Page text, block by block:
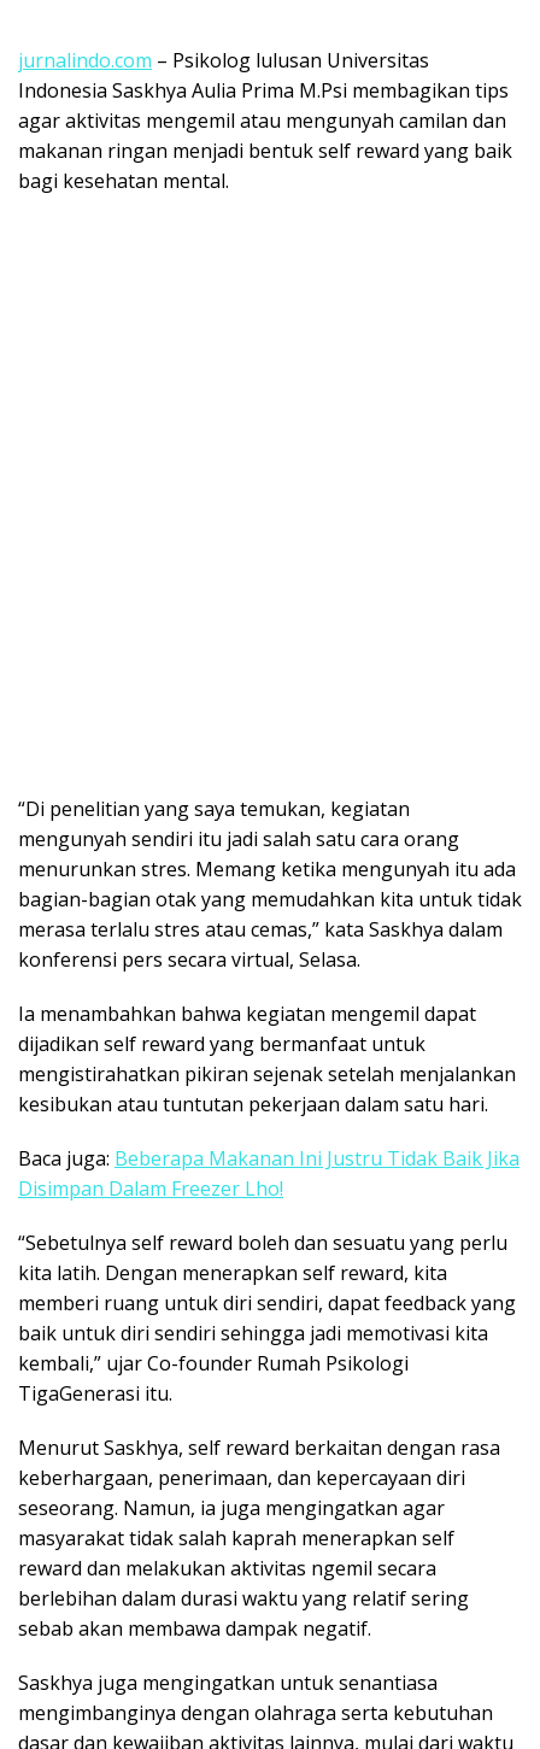
jurnalindo.com – Psikolog lulusan Universitas
Indonesia Saskhya Aulia Prima M.Psi membagikan tips
agar aktivitas mengemil atau mengunyah camilan dan
makanan ringan menjadi bentuk self reward yang baik
bagi kesehatan mental.
“Di penelitian yang saya temukan, kegiatan
mengunyah sendiri itu jadi salah satu cara orang
menurunkan stres. Memang ketika mengunyah itu ada
bagian-bagian otak yang memudahkan kita untuk tidak
merasa terlalu stres atau cemas,” kata Saskhya dalam
konferensi pers secara virtual, Selasa.
Ia menambahkan bahwa kegiatan mengemil dapat
dijadikan self reward yang bermanfaat untuk
mengistirahatkan pikiran sejenak setelah menjalankan
kesibukan atau tuntutan pekerjaan dalam satu hari.
Baca juga: Beberapa Makanan Ini Justru Tidak Baik Jika
Disimpan Dalam Freezer Lho!
“Sebetulnya self reward boleh dan sesuatu yang perlu
kita latih. Dengan menerapkan self reward, kita
memberi ruang untuk diri sendiri, dapat feedback yang
baik untuk diri sendiri sehingga jadi memotivasi kita
kembali,” ujar Co-founder Rumah Psikologi
TigaGenerasi itu.
Menurut Saskhya, self reward berkaitan dengan rasa
keberhargaan, penerimaan, dan kepercayaan diri
seseorang. Namun, ia juga mengingatkan agar
masyarakat tidak salah kaprah menerapkan self
reward dan melakukan aktivitas ngemil secara
berlebihan dalam durasi waktu yang relatif sering
sebab akan membawa dampak negatif.
Saskhya juga mengingatkan untuk senantiasa
mengimbanginya dengan olahraga serta kebutuhan
dasar dan kewajiban aktivitas lainnya, mulai dari waktu